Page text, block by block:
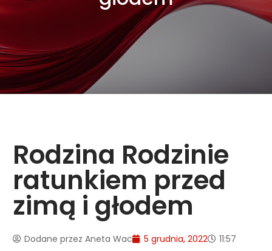
Rodzina Rodzinie
ratunkiem przed
zimą i głodem
Dodane przez Aneta Wac 5 grudnia, 2022 11:57